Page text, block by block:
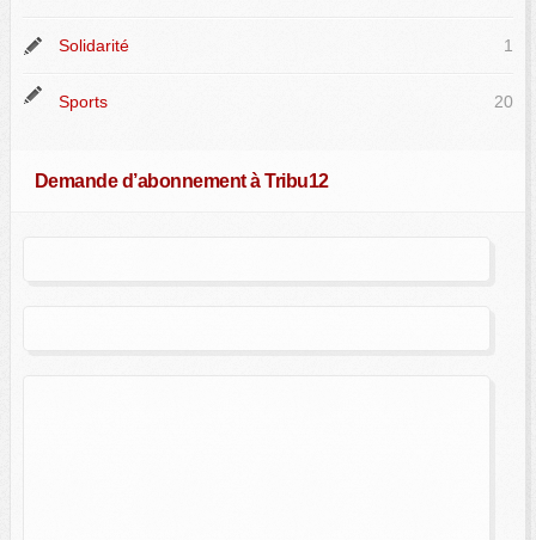
Solidarité 1
Sports 20
Demande d’abonnement à Tribu12